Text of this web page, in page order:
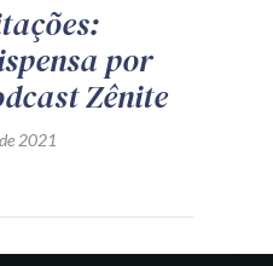
por
Zênite
2021